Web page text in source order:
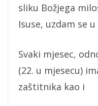
sliku Božjega
Isuse, uzdam se u
Svaki mjesec,
(22. u mjesecu)
zaštitnika kao i